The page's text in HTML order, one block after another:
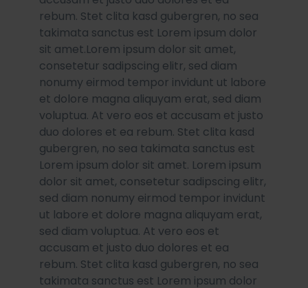
rebum. Stet clita kasd gubergren, no sea
takimata sanctus est Lorem ipsum dolor
sit amet.Lorem ipsum dolor sit amet,
consetetur sadipscing elitr, sed diam
nonumy eirmod tempor invidunt ut labore
et dolore magna aliquyam erat, sed diam
voluptua. At vero eos et accusam et justo
duo dolores et ea rebum. Stet clita kasd
gubergren, no sea takimata sanctus est
Lorem ipsum dolor sit amet. Lorem ipsum
dolor sit amet, consetetur sadipscing elitr,
sed diam nonumy eirmod tempor invidunt
ut labore et dolore magna aliquyam erat,
sed diam voluptua. At vero eos et
accusam et justo duo dolores et ea
rebum. Stet clita kasd gubergren, no sea
takimata sanctus est Lorem ipsum dolor